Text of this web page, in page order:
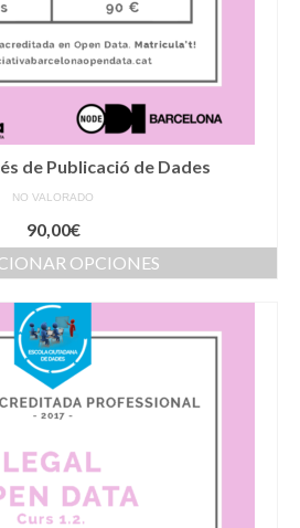
de Publicació de Dades
NO VALORADO
90,00€
OPCIONES
producto
tiene
múltiples
variantes.
Las
opciones
pueden
elegir
en